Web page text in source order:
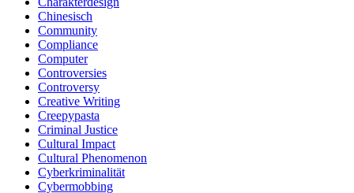
Chinesisch
Community
Compliance
Computer
Controversies
Controversy
Creative Writing
Creepypasta
Criminal Justice
Cultural Impact
Cultural Phenomenon
Cyberkriminalität
Cybermobbing